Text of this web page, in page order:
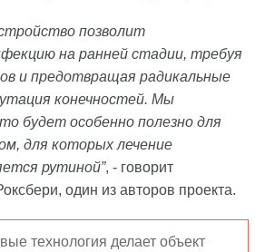
позволит
на ранней стадии, требуя
и предотвращая радикальные
конечностей. Мы
будет особенно полезно для
для которых лечение
рутиной”, - говорит
один из авторов проекта.
технология делает объект